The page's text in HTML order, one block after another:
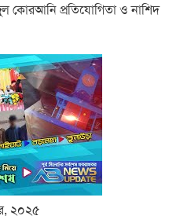
কোরআনি প্রতিযোগিতা ও নাশিদ
২০২৫